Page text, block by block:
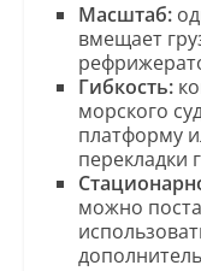
Масштаб:
вмещает
Гибкость:
морского
платформу
перекладки
можно